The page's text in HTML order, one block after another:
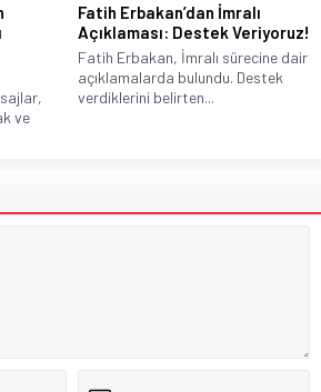
ve
Fatih Erbakan’dan İmralı
Açıklaması: Destek Veriyoruz!
Fatih Erbakan, İmralı sürecine dair
açıklamalarda bulundu. Destek
verdiklerini belirten...